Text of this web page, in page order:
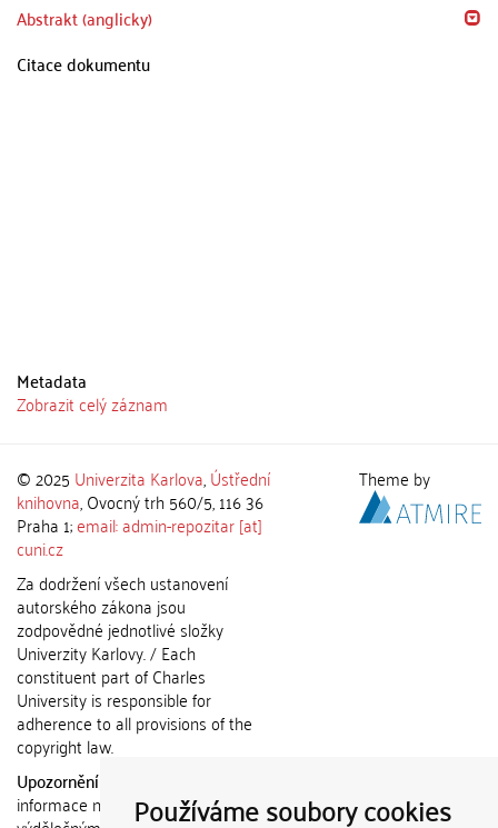
Používáme soubory cookies
Abstrakt (anglicky)
Citace dokumentu
Metadata
Zobrazit celý záznam
© 2025 Univerzita Karlova,Ústřední
knihovna, Ovocný trh 560/5, 116 36
Praha 1;email: admin-repozitar [at]
cuni.cz
Za dodržení všech ustanovení
autorského zákona jsou
zodpovědné jednotlivé složky
Univerzity Karlovy. / Each
constituent part of Charles
University is responsible for
adherence to all provisions of the
copyright law.
Upozornění / Notice:
informace nemohou být použity k
Theme by